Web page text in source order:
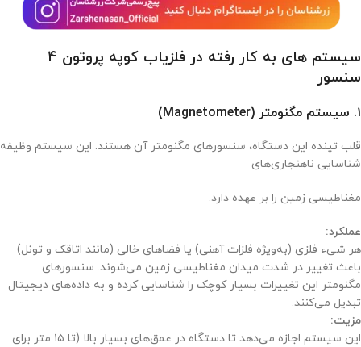
سیستم های به کار رفته در فلزیاب کوپه پروتون ۴
سنسور
۱. سیستم مگنومتر (Magnetometer)
قلب تپنده این دستگاه، سنسورهای مگنومتر آن هستند. این سیستم وظیفه
شناسایی ناهنجاری‌های
مغناطیسی زمین را بر عهده دارد.
عملکرد:
هر شیء فلزی (به‌ویژه فلزات آهنی) یا فضاهای خالی (مانند اتاقک و تونل)
باعث تغییر در شدت میدان مغناطیسی زمین می‌شوند. سنسورهای
مگنومتر این تغییرات بسیار کوچک را شناسایی کرده و به داده‌های دیجیتال
تبدیل می‌کنند.
مزیت:
این سیستم اجازه می‌دهد تا دستگاه در عمق‌های بسیار بالا (تا ۱۵ متر برای